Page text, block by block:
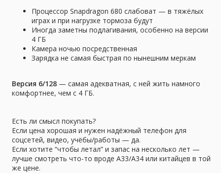
Процессор Snapdragon 680 слабоват — в тяжёлых
играх и при нагрузке тормоза будут
Иногда заметны подлагивания, особенно на версии
4 ГБ
Камера ночью посредственная
Зарядка не самая быстрая по нынешним меркам
Версия 6/128 — самая адекватная, с ней жить намного
комфортнее, чем с 4 ГБ.
Есть ли смысл покупать?
Если цена хорошая и нужен надёжный телефон для
соцсетей, видео, учёбы/работы — да.
Если хотите “чтобы летал” и запас на несколько лет —
лучше смотреть что-то вроде A33/A34 или китайцев в той
же цене.